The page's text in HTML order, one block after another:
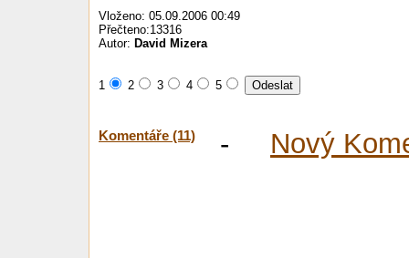
Vloženo: 05.09.2006 00:49
Přečteno:13316
Autor: David Mizera
1 2 3 4 5
Komentáře (11) - Nový